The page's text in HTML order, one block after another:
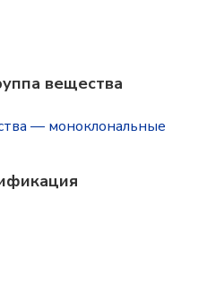
вещества
— моноклональные